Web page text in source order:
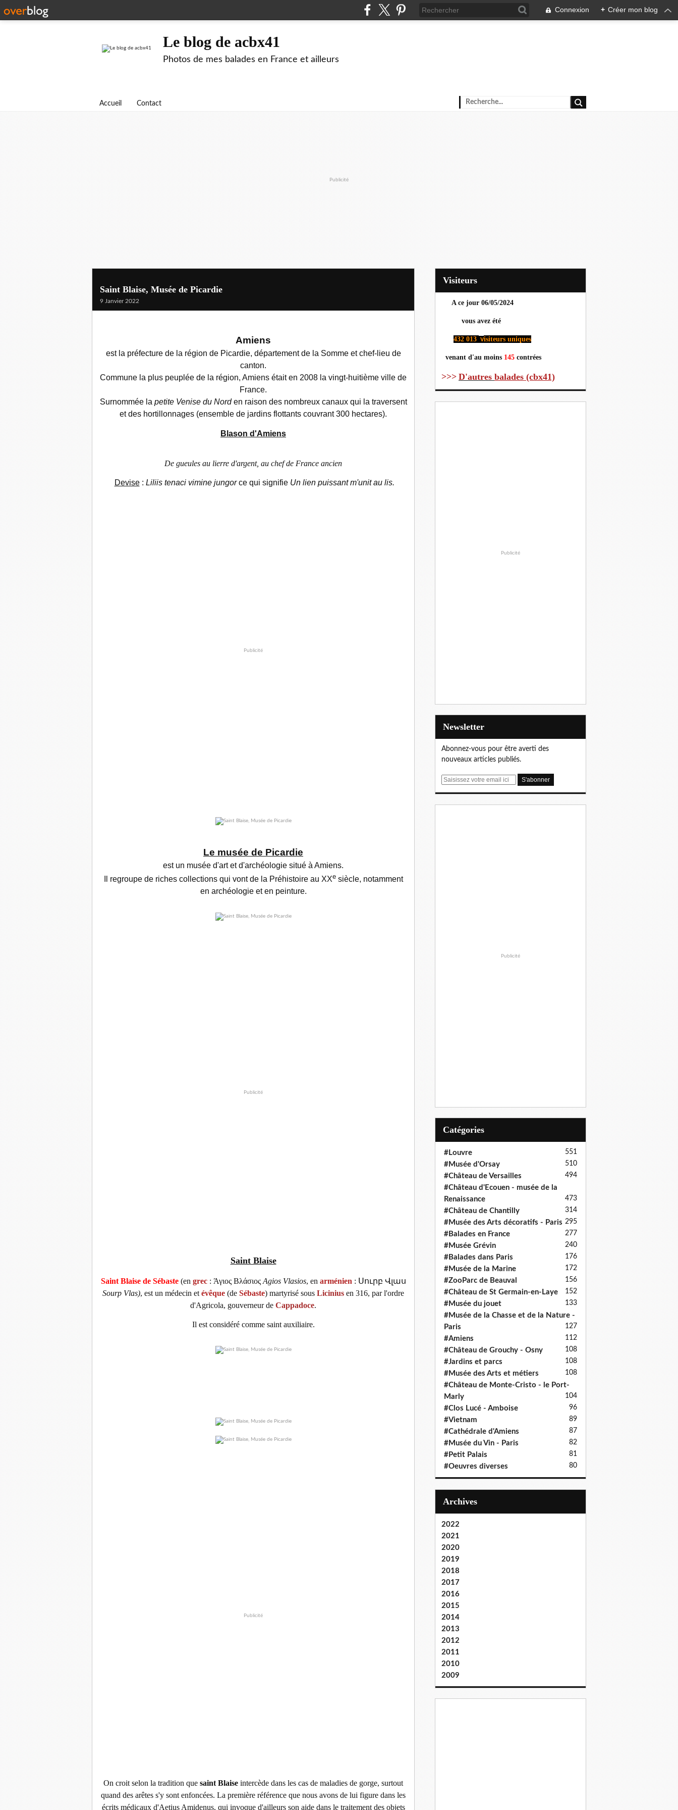
Connexion + Créer mon blog
Le blog de acbx41
Photos de mes balades en France et ailleurs
Accueil Contact
Publicité
Saint Blaise, Musée de Picardie
9 Janvier 2022
Amiens
est la préfecture de la région de Picardie, département de la Somme et chef-lieu de
canton.
Commune la plus peuplée de la région, Amiens était en 2008 la vingt-huitième ville de
France.
Surnommée la petite Venise du Norden raison des nombreux canaux qui la traversent
et des hortillonnages (ensemble de jardins flottants couvrant 300 hectares).
Blason d'Amiens
De gueules au lierre d'argent, au chef de France ancien
Devise: Liliis tenaci vimine jungorce qui signifie Un lien puissant m'unit au lis.
Publicité
Le musée de Picardie
est un musée d'art et d'archéologie situé à Amiens.
Il regroupe de riches collections qui vont de la Préhistoire au XXe siècle, notamment
en archéologie et en peinture.
Publicité
Saint Blaise
Saint Blaise de Sébaste (en grec : Άγιος Βλάσιος Agios Vlasios, en arménien : Սուրբ Վլաս
Sourp Vlas), est un médecin et évêque (de Sébaste) martyrisé sous Licinius en 316, par l'ordre
d'Agricola, gouverneur de Cappadoce.
Il est considéré comme saint auxiliaire.
Publicité
On croit selon la tradition que saint Blaise intercède dans les cas de maladies de gorge, surtout
quand des arêtes s'y sont enfoncées. La première référence que nous avons de lui figure dans les
écrits médicaux d'Aetius Amidenus, qui invoque d'ailleurs son aide dans le traitement des objets
Visiteurs
A ce jour 06/05/2024
vous avez été
432 013 visiteurs uniques
venant d'au moins 145 contrées
>>> D'autres balades (cbx41)
Publicité
Newsletter
Abonnez-vous pour être averti des
nouveaux articles publiés.
E
Publicité
Catégories
#Louvre 551
#Musée d'Orsay 510
#Château de Versailles 494
#Château d'Ecouen - musée de la
Renaissance
473
#Château de Chantilly 314
#Musée des Arts décoratifs - Paris 295
#Balades en France 277
#Musée Grévin 240
#Balades dans Paris 176
#Musée de la Marine 172
#ZooParc de Beauval 156
#Château de St Germain-en-Laye 152
#Musée du jouet 133
#Musée de la Chasse et de la Nature -
Paris
127
#Amiens 112
#Château de Grouchy - Osny 108
#Jardins et parcs 108
#Musée des Arts et métiers 108
#Château de Monte-Cristo - le Port-
Marly
104
#Clos Lucé - Amboise 96
#Vietnam 89
#Cathédrale d'Amiens 87
#Musée du Vin - Paris 82
#Petit Palais 81
#Oeuvres diverses 80
Archives
2022
2021
2020
2019
2018
2017
2016
2015
2014
2013
2012
2011
2010
2009